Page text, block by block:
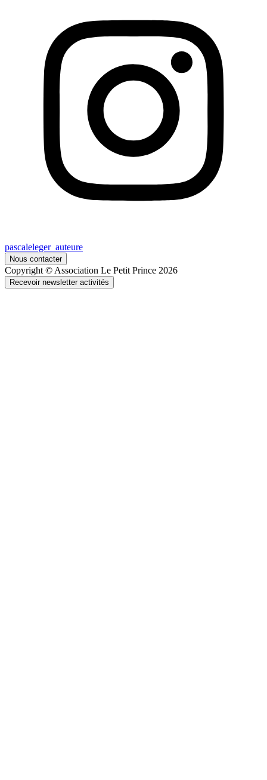
pascaleleger_auteure
Nous contacter
Copyright © Association Le Petit Prince 2026
Recevoir newsletter activités